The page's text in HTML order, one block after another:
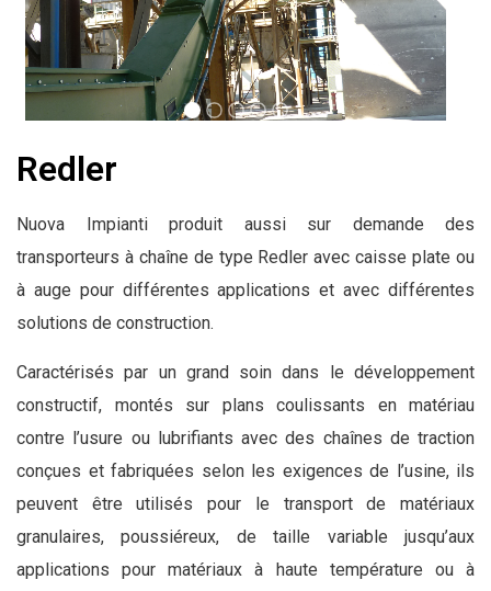
Redler
Nuova Impianti produit aussi sur demande des
transporteurs à chaîne de type Redler avec caisse plate ou
à auge pour différentes applications et avec différentes
solutions de construction.
Caractérisés par un grand soin dans le développement
constructif, montés sur plans coulissants en matériau
contre l’usure ou lubrifiants avec des chaînes de traction
conçues et fabriquées selon les exigences de l’usine, ils
peuvent être utilisés pour le transport de matériaux
granulaires, poussiéreux, de taille variable jusqu’aux
applications pour matériaux à haute température ou à